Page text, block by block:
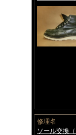
修理名
ソール交換